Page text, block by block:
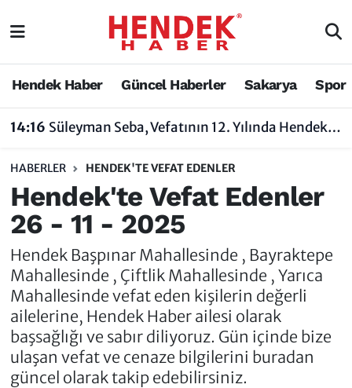
Hendek Haber Güncel Haberler Sakarya Spor
14:16 Süleyman Seba, Vefatının 12. Yılında Hendek’te Anılacak
HABERLER HENDEK'TE VEFAT EDENLER
Hendek'te Vefat Edenler
26 - 11 - 2025
Hendek Başpınar Mahallesinde , Bayraktepe
Mahallesinde , Çiftlik Mahallesinde , Yarıca
Mahallesinde vefat eden kişilerin değerli
ailelerine, Hendek Haber ailesi olarak
başsağlığı ve sabır diliyoruz. Gün içinde bize
ulaşan vefat ve cenaze bilgilerini buradan
güncel olarak takip edebilirsiniz.
Hendek Haber
Sakarya
Nöbetçi Eczaneler
Vefat Edenler
Hendek Haber
Siyaset
Hakkında
Hendek Haber Reklam Servisi
Künye
İletişim
Sakarya Nöbetçi Eczaneler
Sakarya Trafik Yoğunluk Haritası
Tüm Manşetler
Son Dakika Haberleri
Haber Arşivi